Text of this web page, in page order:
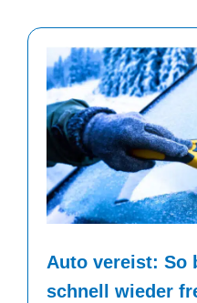
Auto vereist: So
schnell wieder